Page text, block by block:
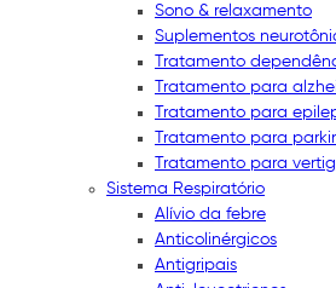
Sono & relaxamento
Suplementos
Tratamento
Tratamento para
Tratamento para
Tratamento para
Tratamento para
Sistema Respiratório
Alívio da febre
Anticolinérgicos
Antigripais